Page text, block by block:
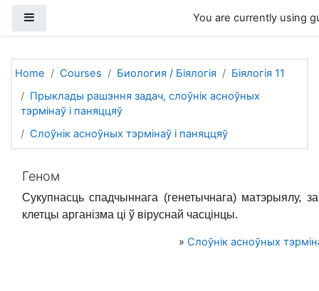
You are currently using
Home Courses Биология / Біялогія
Біялогія 11
Прыклады рашэння задач, слоўнік асноўных
тэрмінаў і паняццяў
Слоўнік асноўных тэрмінаў і паняццяў
Геном
Сукупнасць спадчыннага (генетычнага) матэрыялу,
клетцы арганізма ці ў віруснай часцінцы.
» Слоўнік асноўных